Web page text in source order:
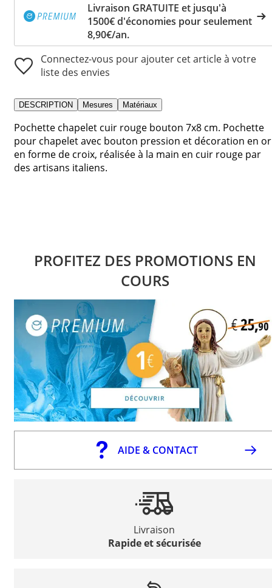
Livraison GRATUITE et jusqu'à
1500€ d'économies pour seulement
8,90€/an.
Connectez-vous pour ajouter cet article à votre
liste des envies
DESCRIPTION Mesures Matériaux
Pochette chapelet cuir rouge bouton 7x8 cm. Pochette
pour chapelet avec bouton pression et décoration en or
en forme de croix, réalisée à la main en cuir rouge par
des artisans italiens.
PROFITEZ DES PROMOTIONS EN
COURS
AIDE & CONTACT
Livraison
Rapide et sécurisée